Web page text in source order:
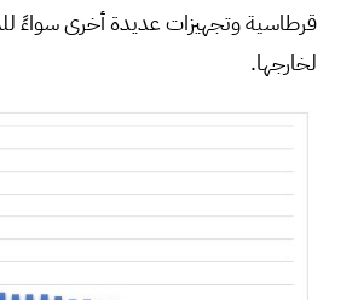
قرطاسية وتجهيزات عديدة أخرى سواءً
لخارجها.